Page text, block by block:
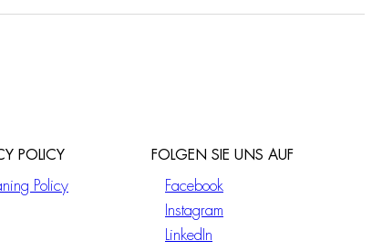
POLICY
Policy
FOLGEN SIE UNS AUF
Facebook
Instagram
LinkedIn